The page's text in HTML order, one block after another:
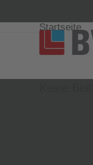
Startseite